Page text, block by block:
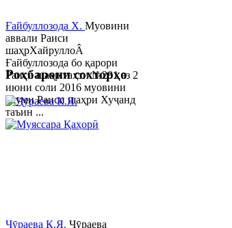
Ғайбуллозода Х. Муовини
аввали Раиси
шаҳрХайруллоÂ
Ғайбуллозода бо қарори
Раиси шаҳр таҳти №281 аз 2
июни соли 2016 муовини
якуми Раиси шаҳри Хуҷанд
таъин ...
Роҳбарони сохторҳо
Ҷӯраева К.Я. Ҷӯраева